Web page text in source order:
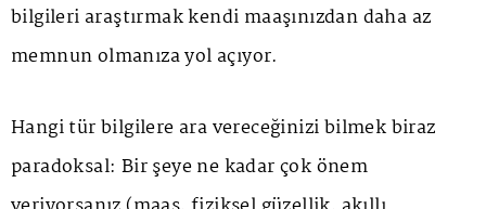
bilgileri araştırmak kendi maaşınızdan daha az
memnun olmanıza yol açıyor.
Hangi tür bilgilere ara vereceğinizi bilmek biraz
paradoksal: Bir şeye ne kadar çok önem